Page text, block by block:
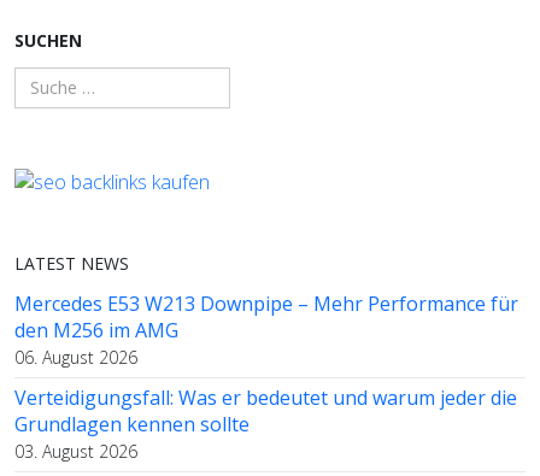
SUCHEN
LATEST NEWS
Mercedes E53 W213 Downpipe – Mehr Performance für
den M256 im AMG
06. August 2026
Verteidigungsfall: Was er bedeutet und warum jeder die
Grundlagen kennen sollte
03. August 2026